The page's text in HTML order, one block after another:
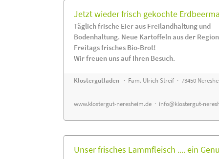
Jetzt wieder frisch gekochte
Täglich frische Eier aus Freilandhaltung und
Bodenhaltung. Neue Kartoffeln aus der
Freitags frisches Bio-Brot!
Wir freuen uns auf Ihren Besuch.
Klostergutladen · Fam. Ulrich Streif · 73450
www.klostergut-neresheim.de · info@klostergut-
Unser frisches Lammfleisch .... ein